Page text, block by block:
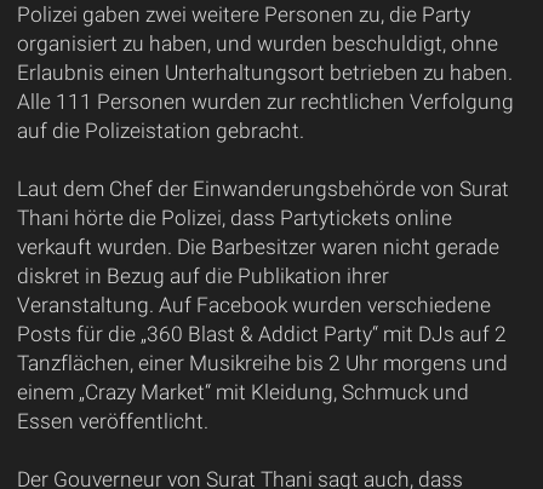
Polizei gaben zwei weitere Personen zu, die Party
organisiert zu haben, und wurden beschuldigt, ohne
Erlaubnis einen Unterhaltungsort betrieben zu haben.
Alle 111 Personen wurden zur rechtlichen Verfolgung
auf die Polizeistation gebracht.
Laut dem Chef der Einwanderungsbehörde von Surat
Thani hörte die Polizei, dass Partytickets online
verkauft wurden. Die Barbesitzer waren nicht gerade
diskret in Bezug auf die Publikation ihrer
Veranstaltung. Auf Facebook wurden verschiedene
Posts für die „360 Blast & Addict Party“ mit DJs auf 2
Tanzflächen, einer Musikreihe bis 2 Uhr morgens und
einem „Crazy Market“ mit Kleidung, Schmuck und
Essen veröffentlicht.
Der Gouverneur von Surat Thani sagt auch, dass